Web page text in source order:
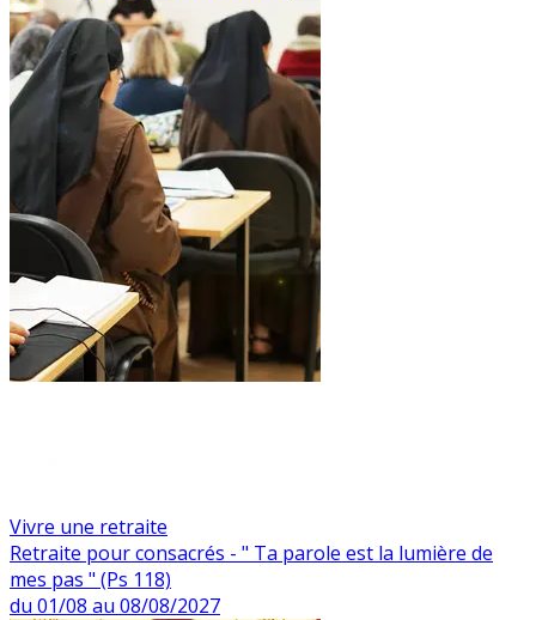
Vivre une retraite
Retraite pour consacrés - " Ta parole est la lumière de
mes pas " (Ps 118)
du 01/08 au 08/08/2027